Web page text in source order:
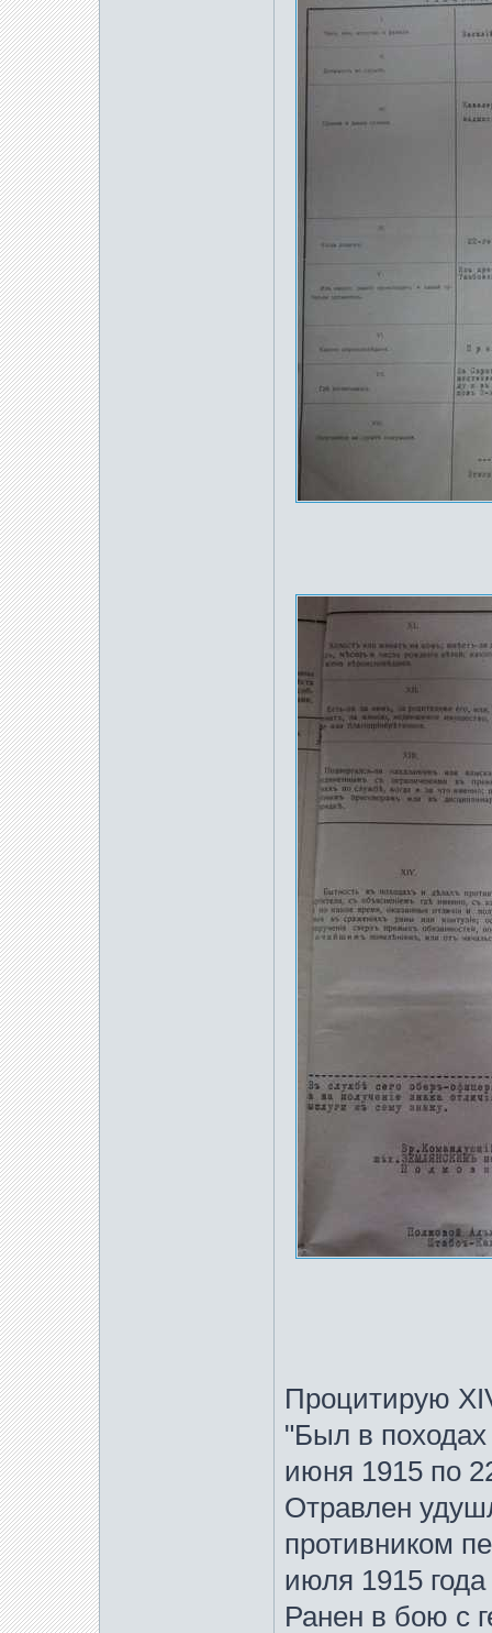
Процитирую
"Был в походах
июня 1915 по
Отравлен
противником
июля 1915
Ранен в бою с